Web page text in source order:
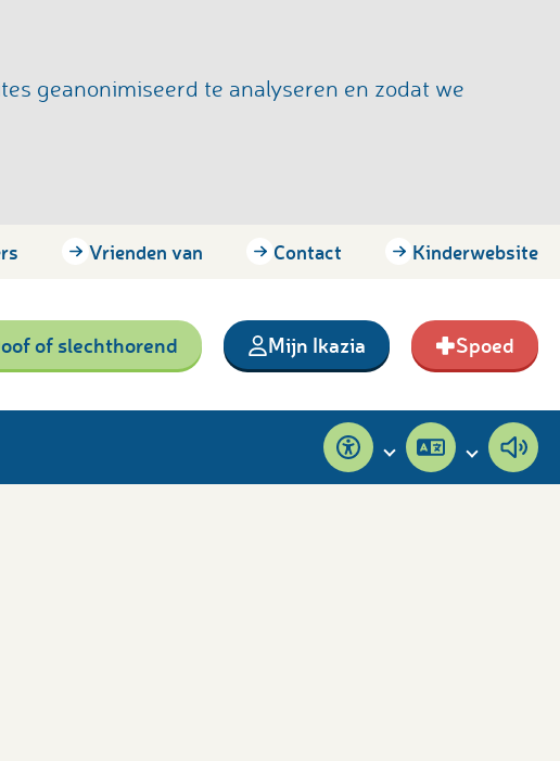
geanonimiseerd te analyseren en zodat we
Vrienden van Contact Kinderwebsite
of slechthorend Mijn Ikazia Spoed
Toegankelijkheid
Pagina
vertalen